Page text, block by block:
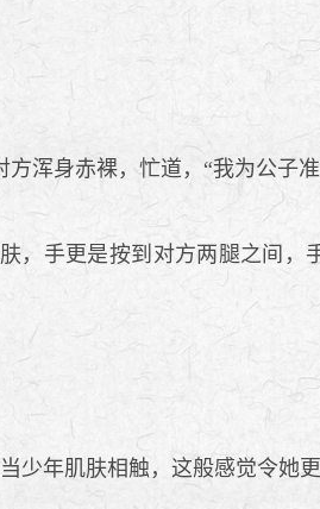
浑身赤裸，忙道，“我为公子
手更是按到对方两腿之间，
年肌肤相触，这般感觉令她更